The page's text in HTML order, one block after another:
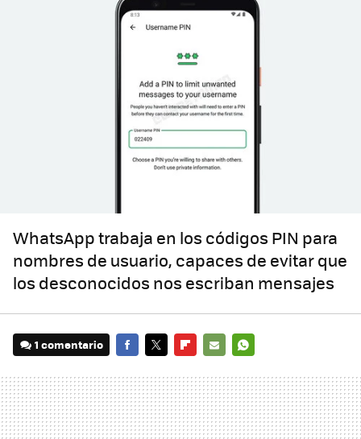
WhatsApp trabaja en los códigos PIN para
nombres de usuario, capaces de evitar que
los desconocidos nos escriban mensajes
1 comentario
MAIL